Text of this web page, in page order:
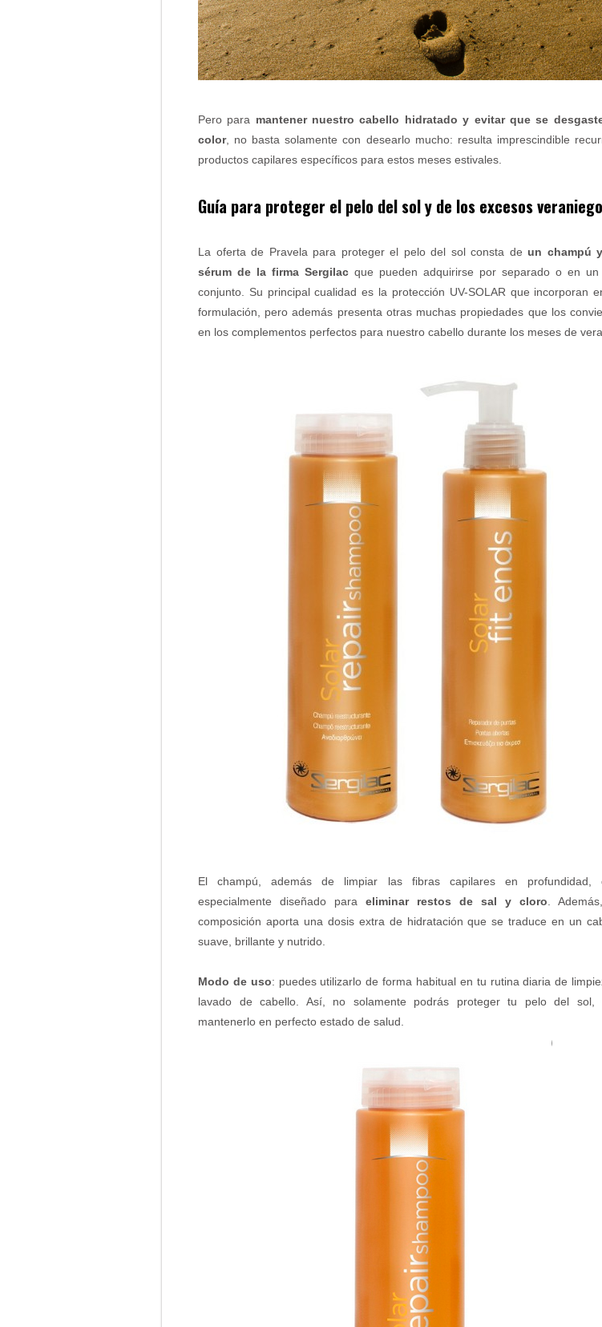
Pero para mantener nuestro cabello hidratado y evitar que se
color, no basta solamente con desearlo mucho: resulta imprescindible
productos capilares específicos para estos meses estivales.
Guía para proteger el pelo del sol y de los excesos
La oferta de Pravela para proteger el pelo del sol consta de un champú
sérum de la firma Sergilac que pueden adquirirse por separado o en un
conjunto. Su principal cualidad es la protección UV-SOLAR que incorporan
formulación, pero además presenta otras muchas propiedades que los
en los complementos perfectos para nuestro cabello durante los meses de
El champú, además de limpiar las fibras capilares en profundidad,
especialmente diseñado para eliminar restos de sal y cloro .
composición aporta una dosis extra de hidratación que se traduce en un
suave, brillante y nutrido.
Modo de uso: puedes utilizarlo de forma habitual en tu rutina diaria de
lavado de cabello. Así, no solamente podrás proteger tu pelo del sol,
mantenerlo en perfecto estado de salud.